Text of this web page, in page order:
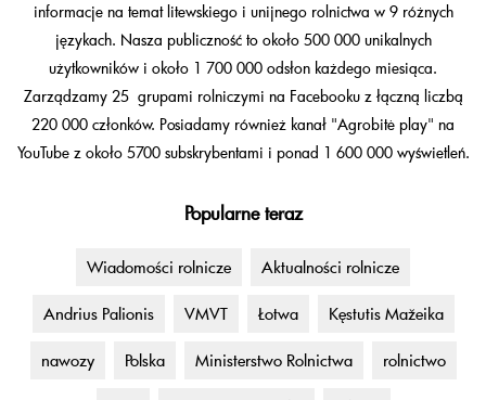
informacje na temat litewskiego i unijnego rolnictwa w 9 różnych
językach. Nasza publiczność to około 500 000 unikalnych
użytkowników i około 1 700 000 odsłon każdego miesiąca.
Zarządzamy 25 grupami rolniczymi na Facebooku z łączną liczbą
220 000 członków. Posiadamy również kanał "Agrobitė play" na
YouTube z około 5700 subskrybentami i ponad 1 600 000 wyświetleń.
Popularne teraz
Wiadomości rolnicze Aktualności rolnicze
Andrius Palionis VMVT Łotwa Kęstutis Mažeika
nawozy Polska Ministerstwo Rolnictwa rolnictwo